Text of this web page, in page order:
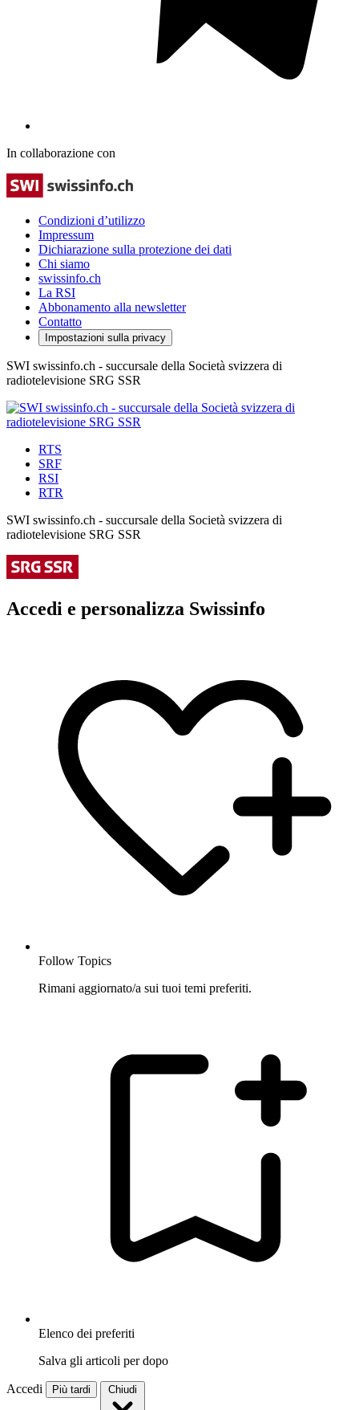
In collaborazione con
Condizioni d’utilizzo
Impressum
Dichiarazione sulla protezione dei dati
Chi siamo
swissinfo.ch
La RSI
Abbonamento alla newsletter
Contatto
Impostazioni sulla privacy
SWI swissinfo.ch - succursale della Società svizzera di
radiotelevisione SRG SSR
RTS
SRF
RSI
RTR
SWI swissinfo.ch - succursale della Società svizzera di
radiotelevisione SRG SSR
Accedi e personalizza Swissinfo
Follow Topics
Rimani aggiornato/a sui tuoi temi preferiti.
Elenco dei preferiti
Salva gli articoli per dopo
Accedi Più tardi Chiudi